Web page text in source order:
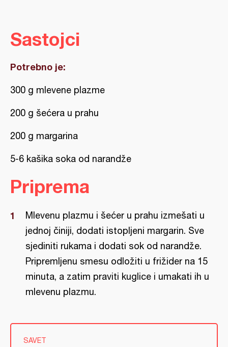
Sastojci
Potrebno je:
300 g mlevene plazme
200 g šećera u prahu
200 g margarina
5-6 kašika soka od narandže
Priprema
Mlevenu plazmu i šećer u prahu izmešati u
jednoj činiji, dodati istopljeni margarin. Sve
sjediniti rukama i dodati sok od narandže.
Pripremljenu smesu odložiti u frižider na 15
minuta, a zatim praviti kuglice i umakati ih u
mlevenu plazmu.
SAVET